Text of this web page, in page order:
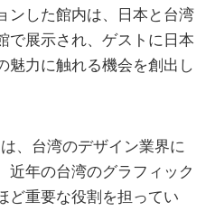
ンした館内は、日本と台湾
で展示され、ゲストに日本
魅力に触れる機会を創出し
、台湾のデザイン業界に
近年の台湾のグラフィック
ど重要な役割を担ってい